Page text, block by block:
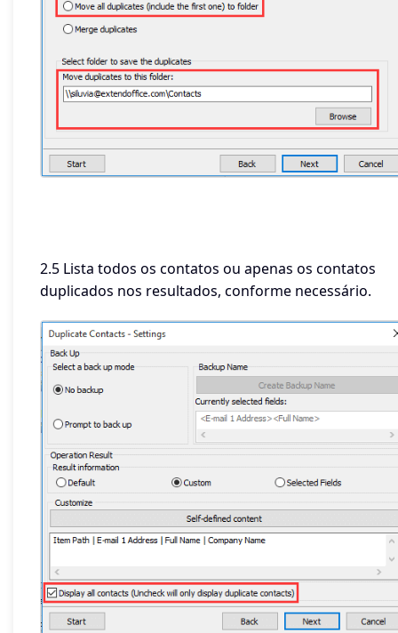
2.5 Lista todos os contatos ou apenas os contatos
duplicados nos resultados, conforme necessário.